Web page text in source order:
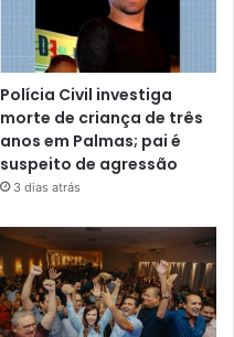
Polícia Civil investiga
morte de criança de três
anos em Palmas; pai é
suspeito de agressão
3 dias atrás